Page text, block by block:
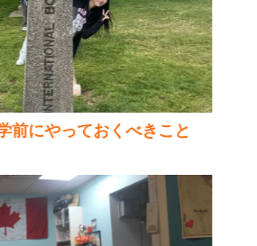
前にやっておくべきこと